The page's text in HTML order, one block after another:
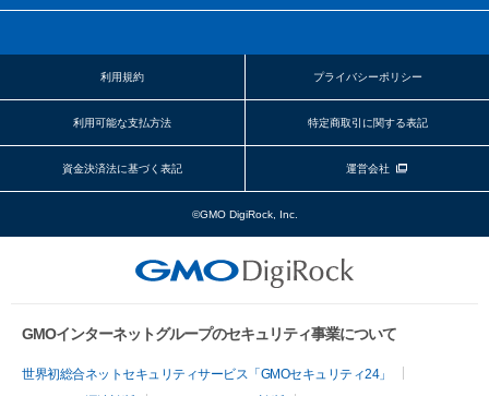
利用規約 プライバシーポリシー
利用可能な支払方法 特定商取引に関する表記
資金決済法に基づく表記 運営会社
©GMO DigiRock, Inc.
GMOインターネットグループのセキュリティ事業について
世界初総合ネットセキュリティサービス「GMOセキュリティ24」